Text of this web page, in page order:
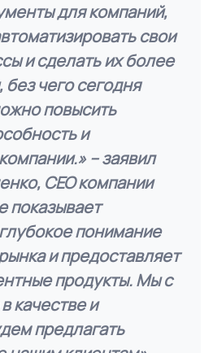
для компаний,
свои
и сделать их более
чего сегодня
повысить
и
– заявил
CEO компании
показывает
понимание
и предоставляет
продукты. Мы с
качестве и
предлагать